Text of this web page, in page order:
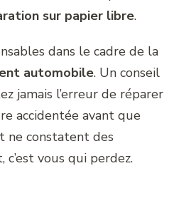
sur papier libre.
dans le cadre de la
automobile. Un conseil
jamais l’erreur de réparer
accidentée avant que
ne constatent des
vous qui perdez.